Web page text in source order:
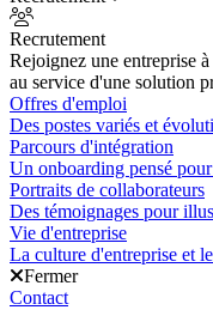
Recrutement
Rejoignez une entreprise
au service d'une solution
Offres d'emploi
Des postes variés et
Parcours d'intégration
Un onboarding pensé
Portraits de collaborateurs
Des témoignages pour
Vie d'entreprise
La culture d'entreprise et
Fermer
Contact